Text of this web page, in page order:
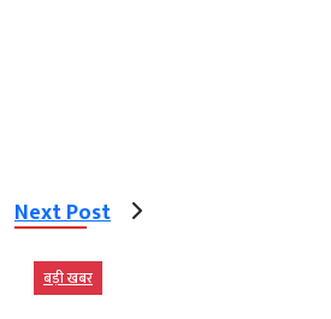
Next Post
बड़ी खबर